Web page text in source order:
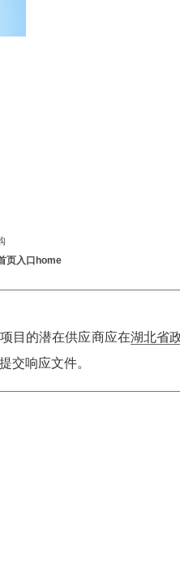
页入口home
目的潜在供应商应在湖北省
交响应文件。